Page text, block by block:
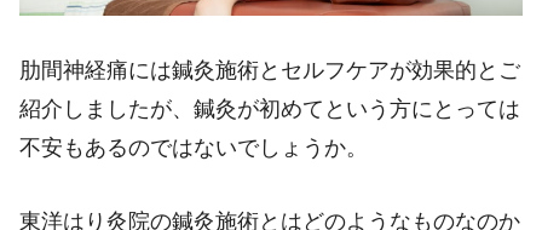
肋間神経痛には鍼灸施術とセルフケアが効果的とご
紹介しましたが、鍼灸が初めてという方にとっては
不安もあるのではないでしょうか。
東洋はり灸院の鍼灸施術とはどのようなものなのか